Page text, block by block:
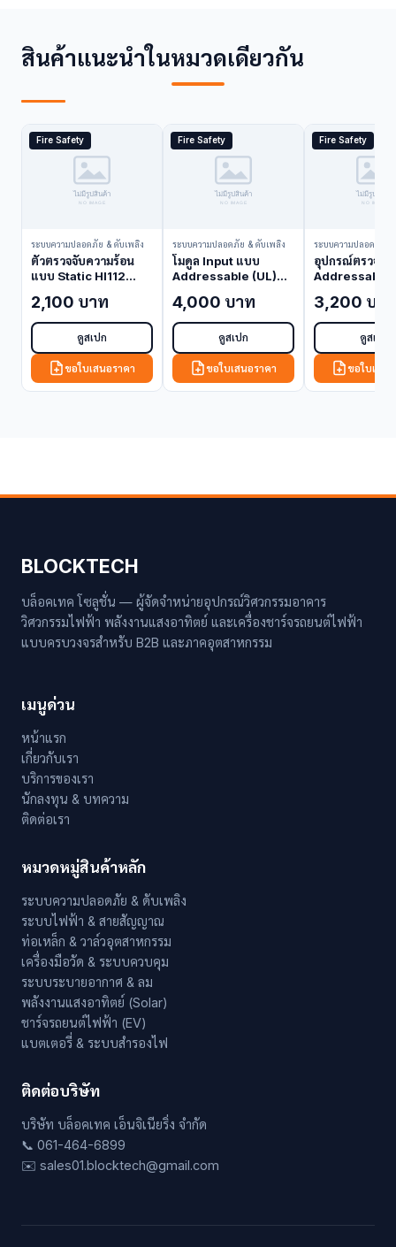
สินค้าแนะนำในหมวดเดียวกัน
Fire Safety
ระบบความปลอดภัย & ดับเพลิง
ตัวตรวจจับความร้อน
แบบ Static HI112
Detector)
2,100 บาท
ดูสเปก
ขอใบเสนอราคา
Fire Safety
ระบบความปลอดภัย & ดับเพลิง
โมดูล Input แบบ
Addressable (UL)
Module)
4,000 บาท
ดูสเปก
ขอใบเสนอราคา
Fire Safety
ระบบความปลอดภัย &
อุปกรณ์ตรวจจั
Addressable
Detector)
3,200 บาท
ดูสเปก
ขอใบเสน
BLOCKTECH
บล็อคเทค โซลูชั่น — ผู้จัดจำหน่ายอุปกรณ์วิศวกรรมอาคาร
วิศวกรรมไฟฟ้า พลังงานแสงอาทิตย์ และเครื่องชาร์จรถยนต์ไฟฟ้า
แบบครบวงจรสำหรับ B2B และภาคอุตสาหกรรม
เมนูด่วน
หน้าแรก
เกี่ยวกับเรา
บริการของเรา
นักลงทุน & บทความ
ติดต่อเรา
หมวดหมู่สินค้าหลัก
ระบบความปลอดภัย & ดับเพลิง
ระบบไฟฟ้า & สายสัญญาณ
ท่อเหล็ก & วาล์วอุตสาหกรรม
เครื่องมือวัด & ระบบควบคุม
ระบบระบายอากาศ & ลม
พลังงานแสงอาทิตย์ (Solar)
ชาร์จรถยนต์ไฟฟ้า (EV)
แบตเตอรี่ & ระบบสำรองไฟ
ติดต่อบริษัท
บริษัท บล็อคเทค เอ็นจิเนียริ่ง จำกัด
📞 061-464-6899
✉️ sales01.blocktech@gmail.com